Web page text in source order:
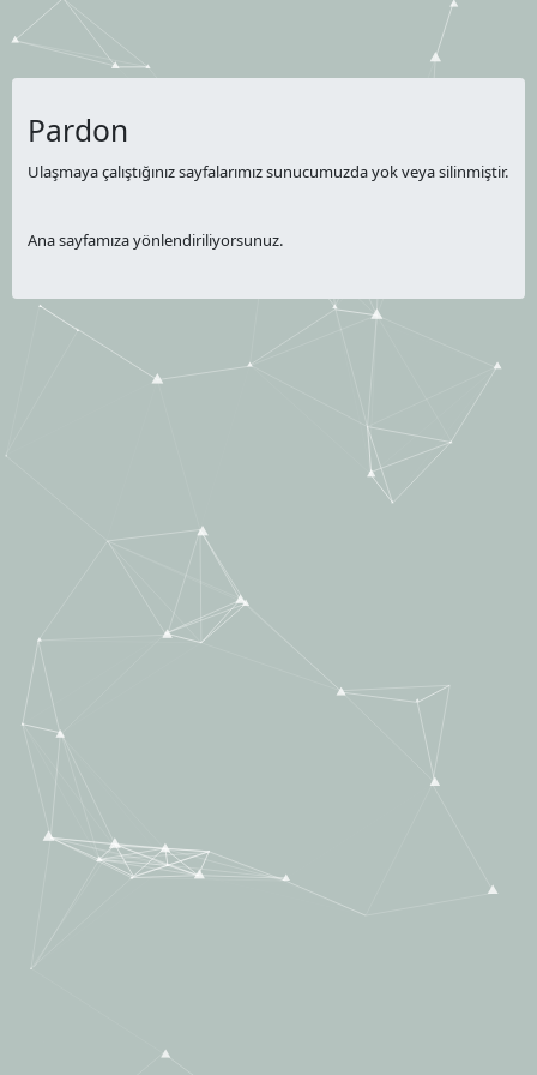
Pardon
Ulaşmaya çalıştığınız sayfalarımız sunucumuzda yok veya silinmiştir.
Ana sayfamıza yönlendiriliyorsunuz.